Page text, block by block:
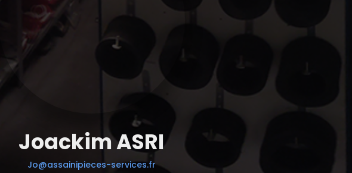
Joackim ASRI
Jo@assainipieces-services.fr